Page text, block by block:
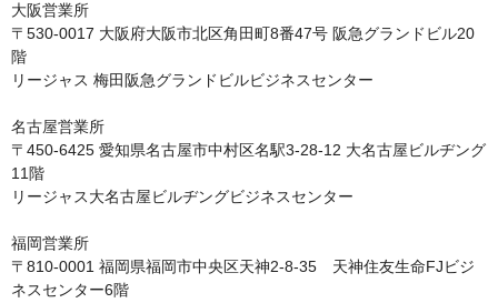
大阪営業所
〒530-0017 大阪府大阪市北区角田町8番47号 阪急グランドビル20
階
リージャス 梅田阪急グランドビルビジネスセンター
名古屋営業所
〒450-6425 愛知県名古屋市中村区名駅3-28-12 大名古屋ビルヂング
11階
リージャス大名古屋ビルヂングビジネスセンター
福岡営業所
〒810-0001 福岡県福岡市中央区天神2-8-35　天神住友生命FJビジ
ネスセンター6階